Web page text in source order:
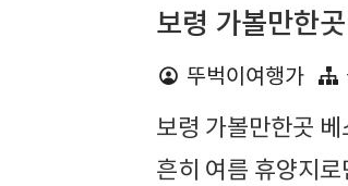
보령 가볼만한
뚜벅이여행가
보령 가볼만한곳
흔히 여름 휴양지